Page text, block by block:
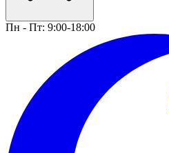
Пн - Пт: 9:00-18:00